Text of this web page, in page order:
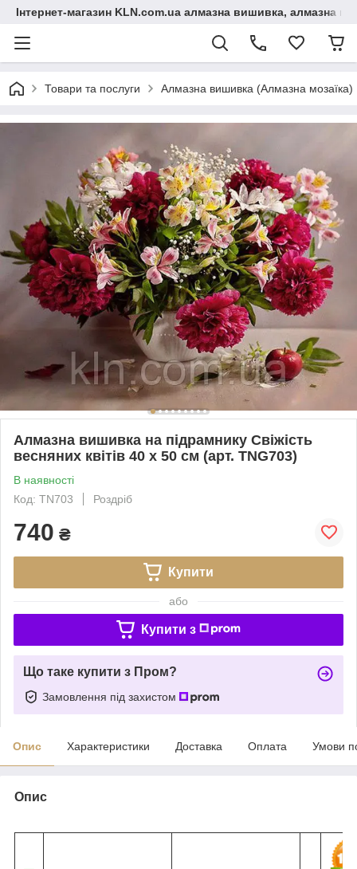
Інтернет-магазин KLN.com.ua алмазна вишивка, алмазна
Товари та послуги Алмазна вишивка (Алмазна мозаїка)
Алмазна вишивка на підрамнику Свіжість
весняних квітів 40 х 50 см (арт. TNG703)
В наявності
Код: TN703
Роздріб
740 ₴
Купити
або
Купити з
Що таке купити з Пром?
Замовлення під захистом
Опис Характеристики Доставка Оплата Умови
Опис